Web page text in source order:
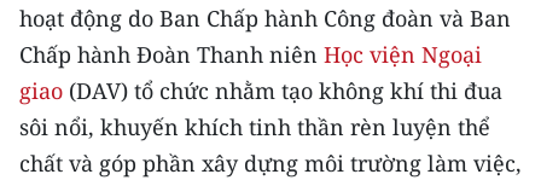
KIỂM CHỨNG THÔNG TIN
TRI THỨC CHUYÊN SÂU
54 DÂN TỘC VIỆT NAM
hoạt động do Ban Chấp hành Công đoàn và Ban
Chấp hành Đoàn Thanh niên Học viện Ngoại
giao (DAV) tổ chức nhằm tạo không khí thi đua
sôi nổi, khuyến khích tinh thần rèn luyện thể
chất và góp phần xây dựng môi trường làm việc,